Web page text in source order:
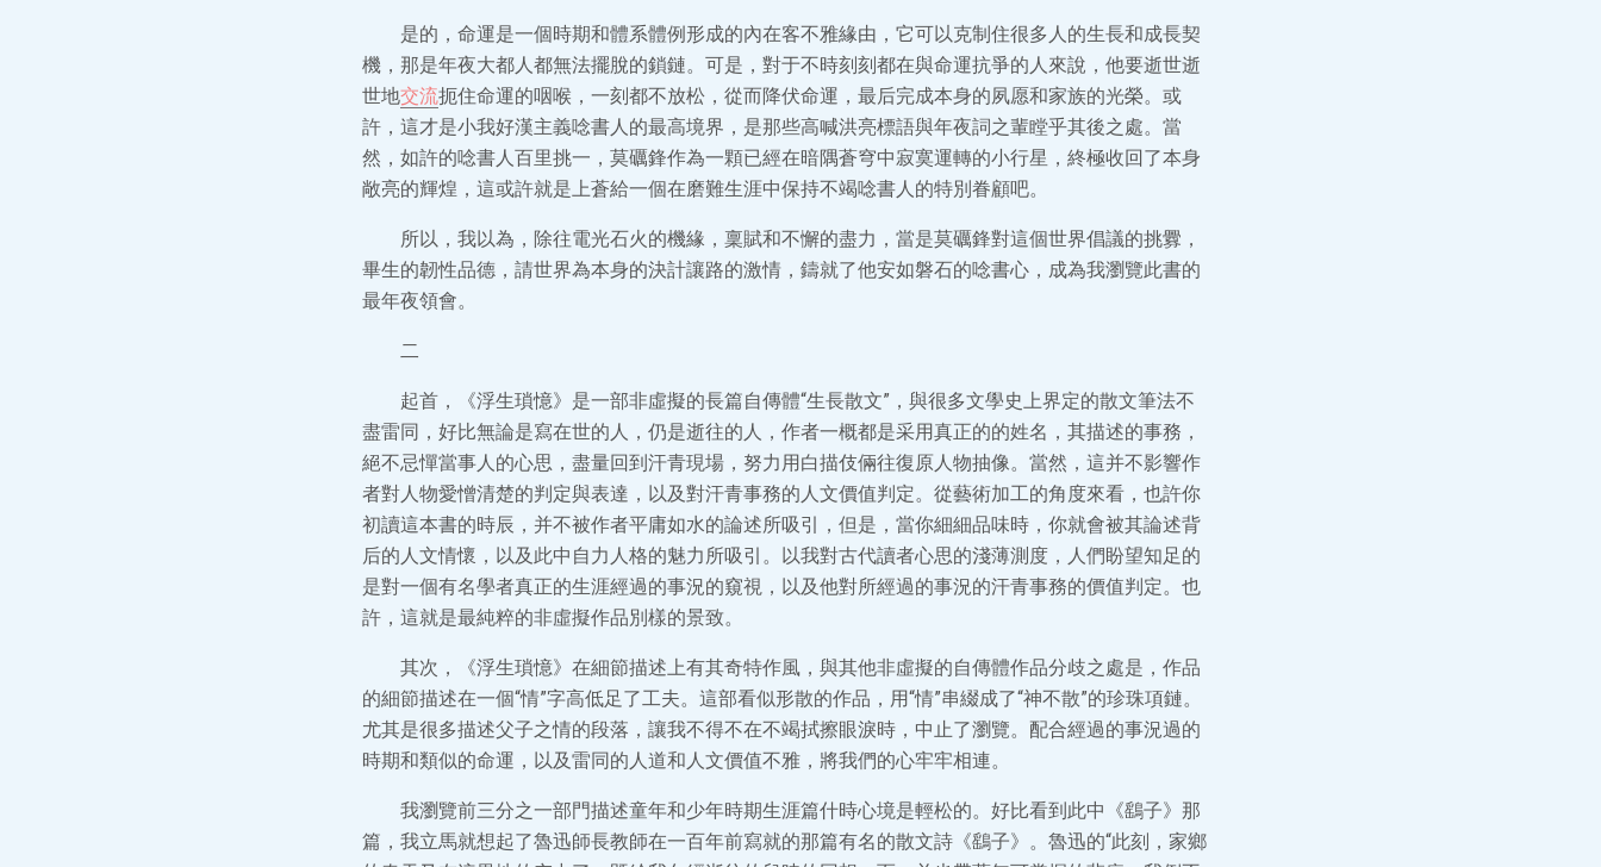
是的，命運是一個時期和體系體例形成的內在客不雅緣由，它可以克制住很多人的生長和成長契
機，那是年夜大都人都無法擺脫的鎖鏈。可是，對于不時刻刻都在與命運抗爭的人來說，他要逝世逝
世地交流扼住命運的咽喉，一刻都不放松，從而降伏命運，最后完成本身的夙愿和家族的光榮。或
許，這才是小我好漢主義唸書人的最高境界，是那些高喊洪亮標語與年夜詞之輩瞠乎其後之處。當
然，如許的唸書人百里挑一，莫礪鋒作為一顆已經在暗隅蒼穹中寂寞運轉的小行星，終極收回了本身
敞亮的輝煌，這或許就是上蒼給一個在磨難生涯中保持不竭唸書人的特別眷顧吧。
所以，我以為，除往電光石火的機緣，稟賦和不懈的盡力，當是莫礪鋒對這個世界倡議的挑釁，
畢生的韌性品德，請世界為本身的決計讓路的激情，鑄就了他安如磐石的唸書心，成為我瀏覽此書的
最年夜領會。
二
起首，《浮生瑣憶》是一部非虛擬的長篇自傳體“生長散文”，與很多文學史上界定的散文筆法不
盡雷同，好比無論是寫在世的人，仍是逝往的人，作者一概都是采用真正的的姓名，其描述的事務，
絕不忌憚當事人的心思，盡量回到汗青現場，努力用白描伎倆往復原人物抽像。當然，這并不影響作
者對人物愛憎清楚的判定與表達，以及對汗青事務的人文價值判定。從藝術加工的角度來看，也許你
初讀這本書的時辰，并不被作者平庸如水的論述所吸引，但是，當你細細品味時，你就會被其論述背
后的人文情懷，以及此中自力人格的魅力所吸引。以我對古代讀者心思的淺薄測度，人們盼望知足的
是對一個有名學者真正的生涯經過的事況的窺視，以及他對所經過的事況的汗青事務的價值判定。也
許，這就是最純粹的非虛擬作品別樣的景致。
其次，《浮生瑣憶》在細節描述上有其奇特作風，與其他非虛擬的自傳體作品分歧之處是，作品
的細節描述在一個“情”字高低足了工夫。這部看似形散的作品，用“情”串綴成了“神不散”的珍珠項鏈。
尤其是很多描述父子之情的段落，讓我不得不在不竭拭擦眼淚時，中止了瀏覽。配合經過的事況過的
時期和類似的命運，以及雷同的人道和人文價值不雅，將我們的心牢牢相連。
我瀏覽前三分之一部門描述童年和少年時期生涯篇什時心境是輕松的。好比看到此中《鷂子》那
篇，我立馬就想起了魯迅師長教師在一百年前寫就的那篇有名的散文詩《鷂子》。魯迅的“此刻，家鄉